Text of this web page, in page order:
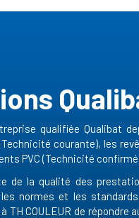
qualifiée Qualibat
courante), les
PVC (Technicité
de la qualité des
normes et les
COULEUR de répondre